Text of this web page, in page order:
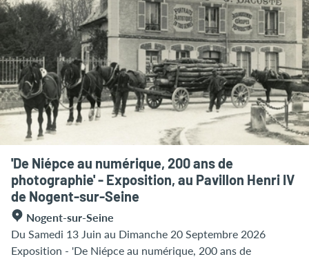
'De Niépce au numérique, 200 ans de
photographie' - Exposition, au Pavillon Henri IV
de Nogent-sur-Seine
Nogent-sur-Seine
Du Samedi 13 Juin au Dimanche 20 Septembre 2026
Exposition - 'De Niépce au numérique, 200 ans de